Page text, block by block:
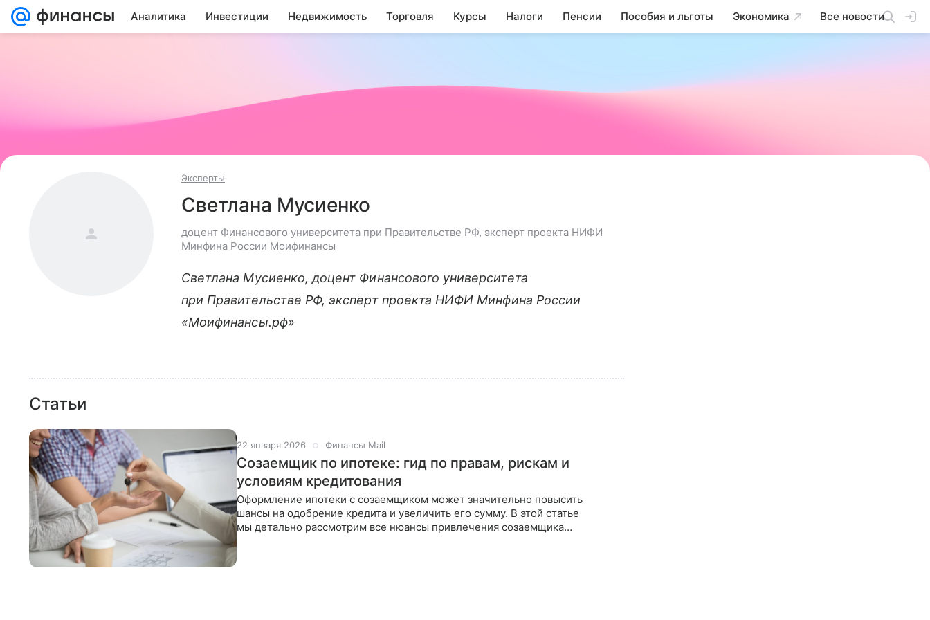
Аналитика Инвестиции Недвижимость Торговля Курсы Налоги Пенсии Пособия и льготы Экономика Все новости
Эксперты
Светлана Мусиенко
доцент Финансового университета при Правительстве РФ, эксперт проекта НИФИ
Минфина России Моифинансы
Светлана Мусиенко, доцент Финансового университета
при Правительстве РФ, эксперт проекта НИФИ Минфина России
«Моифинансы.рф»
Статьи
22 января 2026 Финансы Mail
Созаемщик по ипотеке: гид по правам, рискам и
условиям кредитования
Оформление ипотеки с созаемщиком может значительно повысить
шансы на одобрение кредита и увеличить его сумму. В этой статье
мы детально рассмотрим все нюансы привлечения созаемщика